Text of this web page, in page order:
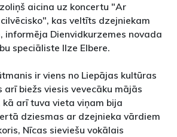
aicina uz koncertu "Ar
kas veltīts dzejniekam
informēja Dienvidkurzemes novada
speciāliste Ilze Elbere.
ir viens no Liepājas kultūras
arī biežs viesis vevecāku mājās
arī tuva vieta viņam bija
dziesmas ar dzejnieka vārdiem
Nīcas sieviešu vokālais